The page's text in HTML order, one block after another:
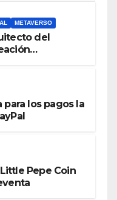
METAVERSO
del
los pagos la
Pepe Coin